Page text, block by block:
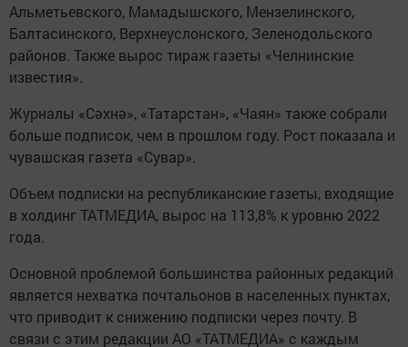
Альметьевского, Мамадышского, Мензелинского,
Балтасинского, Верхнеуслонского, Зеленодольского
районов. Также вырос тираж газеты «Челнинские
известия».
Журналы «Сәхнә», «Татарстан», «Чаян» также собрали
больше подписок, чем в прошлом году. Рост показала и
чувашская газета «Сувар».
Объем подписки на республиканские газеты, входящие
в холдинг ТАТМЕДИА, вырос на 113,8% к уровню 2022
года.
Основной проблемой большинства районных редакций
является нехватка почтальонов в населенных пунктах,
что приводит к снижению подписки через почту. В
связи с этим редакции АО «ТАТМЕДИА» с каждым